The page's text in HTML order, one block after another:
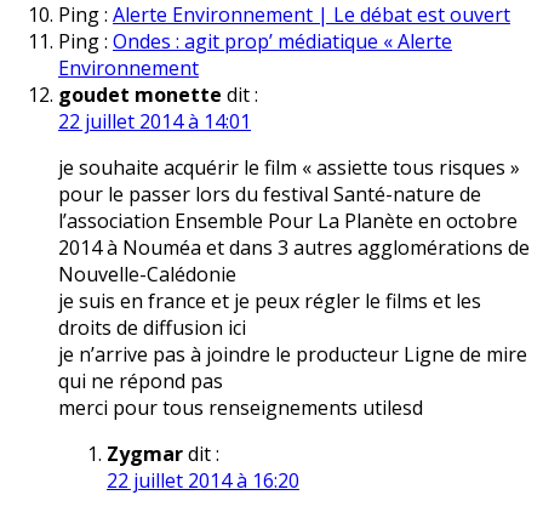
Ping : Alerte Environnement | Le débat est ouvert
Ping : Ondes : agit prop’ médiatique « Alerte
Environnement
goudet monette dit :
22 juillet 2014 à 14:01
je souhaite acquérir le film « assiette tous risques »
pour le passer lors du festival Santé-nature de
l’association Ensemble Pour La Planète en octobre
2014 à Nouméa et dans 3 autres agglomérations de
Nouvelle-Calédonie
je suis en france et je peux régler le films et les
droits de diffusion ici
je n’arrive pas à joindre le producteur Ligne de mire
qui ne répond pas
merci pour tous renseignements utilesd
Zygmardit :
22 juillet 2014 à 16:20